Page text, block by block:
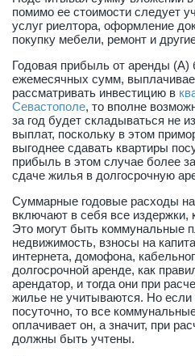
помимо ее стоимости следует
услуг риелтора, оформление
покупку мебели, ремонт и
Годовая прибыль от аренды (А)
ежемесячных сумм,
рассматривать инвестицию в
Севастополе, то вполне
за год будет складываться не
выплат, поскольку в этом
выгоднее сдавать квартиры
прибыль в этом случае более
сдаче жилья в долгосрочную
Суммарные годовые расходы
включают в себя все издержки,
Это могут быть коммунальные
недвижимость, взносы на
интернета, домофона,
долгосрочной аренде, как
арендатор, и тогда они при
жилье не учитываются. Но если
посуточно, то все
оплачивает он, а значит, при
должны быть учтены.